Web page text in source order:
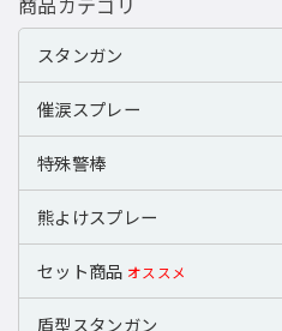
スタンガン
催涙スプレー
特殊警棒
熊よけスプレー
セット商品 オススメ
盾型スタンガン